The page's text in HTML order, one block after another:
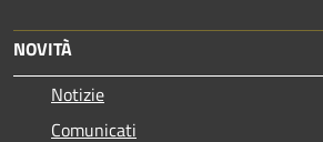
NOVITÀ
Notizie
Comunicati